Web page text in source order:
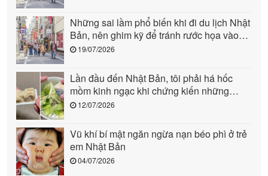
Những sai lầm phổ biến khi đi du lịch Nhật
Bản, nên ghim kỹ để tránh rước họa vào
người (phần 1)
19/07/2026
Lần đầu đến Nhật Bản, tôi phải há hốc
mồm kinh ngạc khi chứng kiến những
cảnh này: Quả là “quốc gia đến từ tương
12/07/2026
Vũ khí bí mật ngăn ngừa nạn béo phì ở trẻ
em Nhật Bản
04/07/2026